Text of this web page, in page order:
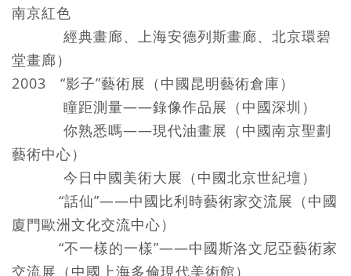
南京紅色
經典畫廊、上海安德列斯畫廊、北京環碧
堂畫廊）
2003 “影子”藝術展（中國昆明藝術倉庫）
瞳距測量——錄像作品展（中國深圳）
你熟悉嗎——現代油畫展（中國南京聖劃
藝術中心）
今日中國美術大展（中國北京世紀壇）
“話仙”——中國比利時藝術家交流展（中國
廈門歐洲文化交流中心）
“不一樣的一樣”——中國斯洛文尼亞藝術家
交流展（中國上海多倫現代美術館）